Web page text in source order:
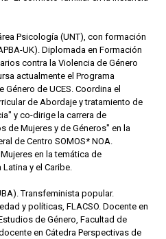
Psicología (UNT), con formación
UK). Diplomada en Formación
contra la Violencia de Género
actualmente el Programa
de UCES. Coordina el
de Abordaje y tratamiento de
y co-dirige la carrera de
de Mujeres y de Géneros" en la
de Centro SOMOS* NOA.
en la temática de
y el Caribe.
Transfeminista popular.
y políticas, FLACSO. Docente en
de Género, Facultad de
en Cátedra Perspectivas de